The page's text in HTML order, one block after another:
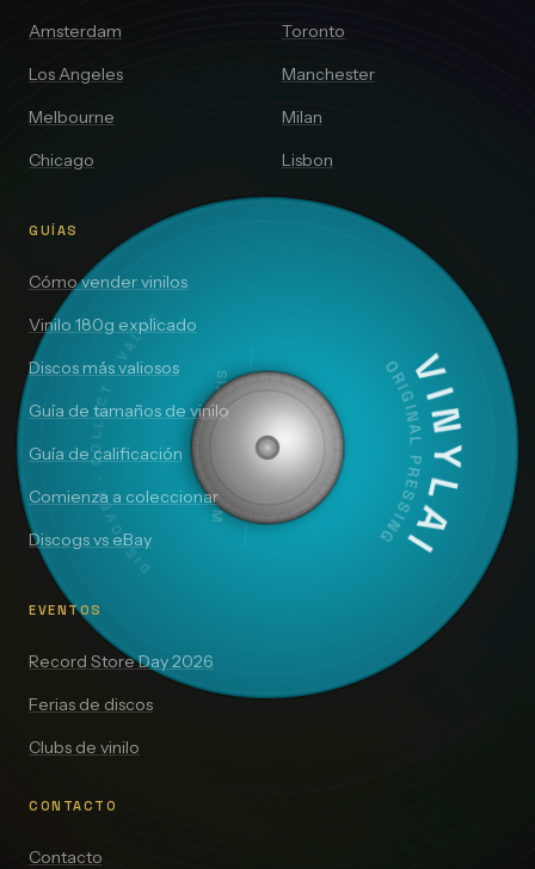
VINYLAI
ORIGINAL PRESSING
SIDE A — 33⅓ RPM
DISCOVER · COLLECT · VALUE
Amsterdam
Los Angeles
Melbourne
Chicago
Toronto
Manchester
Milan
Lisbon
GUÍAS
Cómo vender vinilos
Vinilo 180g explicado
Discos más valiosos
Guía de tamaños de vinilo
Guía de calificación
Comienza a coleccionar
Discogs vs eBay
EVENTOS
Record Store Day 2026
Ferias de discos
Clubs de vinilo
CONTACTO
Contacto